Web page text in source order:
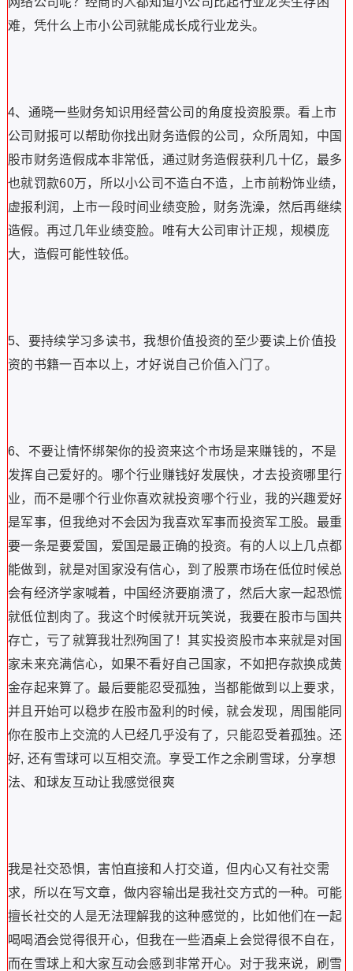
难，凭什么上市小公司就能成长成行业龙头。
4、通晓一些财务知识用经营公司的角度投资股票。看上市
公司财报可以帮助你找出财务造假的公司，众所周知，中国
股市财务造假成本非常低，通过财务造假获利几十亿，最多
也就罚款60万，所以小公司不造白不造，上市前粉饰业绩，
虚报利润，上市一段时间业绩变脸，财务洗澡，然后再继续
造假。再过几年业绩变脸。唯有大公司审计正规，规模庞
大，造假可能性较低。
5、要持续学习多读书，我想价值投资的至少要读上价值投
资的书籍一百本以上，才好说自己价值入门了。
6、不要让情怀绑架你的投资来这个市场是来赚钱的，不是
发挥自己爱好的。哪个行业赚钱好发展快，才去投资哪里行
业，而不是哪个行业你喜欢就投资哪个行业，我的兴趣爱好
是军事，但我绝对不会因为我喜欢军事而投资军工股。最重
要一条是要爱国，爱国是最正确的投资。有的人以上几点都
能做到，就是对国家没有信心，到了股票市场在低位时候总
会有经济学家喊着，中国经济要崩溃了，然后大家一起恐慌
就低位割肉了。我这个时候就开玩笑说，我要在股市与国共
存亡，亏了就算我壮烈殉国了！其实投资股市本来就是对国
家未来充满信心，如果不看好自己国家，不如把存款换成黄
金存起来算了。最后要能忍受孤独，当都能做到以上要求，
并且开始可以稳步在股市盈利的时候，就会发现，周围能同
你在股市上交流的人已经几乎没有了，只能忍受着孤独。还
好, 还有雪球可以互相交流。享受工作之余刷雪球，分享想
法、和球友互动让我感觉很爽
我是社交恐惧，害怕直接和人打交道，但内心又有社交需
求，所以在写文章，做内容输出是我社交方式的一种。可能
擅长社交的人是无法理解我的这种感觉的，比如他们在一起
喝喝酒会觉得很开心，但我在一些酒桌上会觉得很不自在，
而在雪球上和大家互动会感到非常开心。对于我来说，刷雪